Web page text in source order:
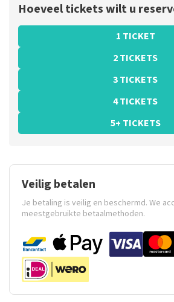
Hoeveel tickets wilt u
1 TICKET
2 TICKETS
3 TICKETS
4 TICKETS
5+ TICKETS
Veilig betalen
Je betaling is veilig en beschermd. We
meestgebruikte betaalmethoden.